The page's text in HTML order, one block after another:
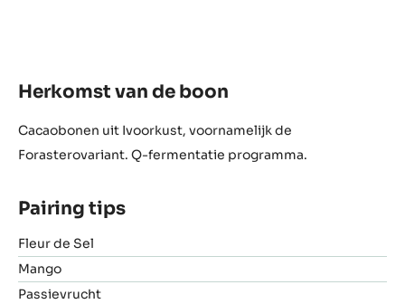
Herkomst van de boon
Cacaobonen uit Ivoorkust, voornamelijk de
Forasterovariant. Q-fermentatie programma.
Pairing tips
Fleur de Sel
Mango
Passievrucht